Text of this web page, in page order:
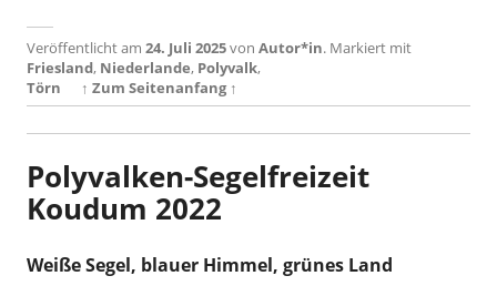
Veröffentlicht am 24. Juli 2025von Autor*in. Markiert mit
Friesland, Niederlande, Polyvalk,
Törn
↑ Zum Seitenanfang ↑
Polyvalken-Segelfreizeit
Koudum 2022
Weiße Segel, blauer Himmel, grünes Land